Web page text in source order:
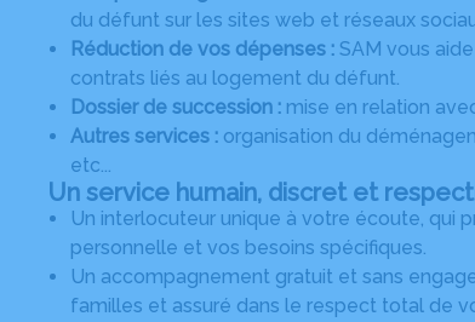
du défunt sur les sites web et réseaux
Réduction de vos dépenses : SAM vous
contrats liés au logement du défunt.
Dossier de succession : mise en relation
Autres services : organisation du
etc...
Un service humain, discret et
Un interlocuteur unique à votre écoute, qui
personnelle et vos besoins spécifiques.
Un accompagnement gratuit et sans
familles et assuré dans le respect total de